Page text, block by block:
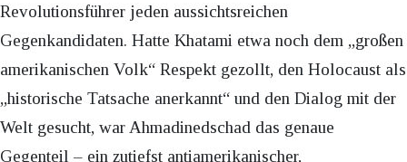
Revolutionsführer jeden aussichtsreichen
Gegenkandidaten. Hatte Khatami etwa noch dem „großen
amerikanischen Volk“ Respekt gezollt, den Holocaust als
„historische Tatsache anerkannt“ und den Dialog mit der
Welt gesucht, war Ahmadinedschad das genaue
Gegenteil – ein zutiefst antiamerikanischer,